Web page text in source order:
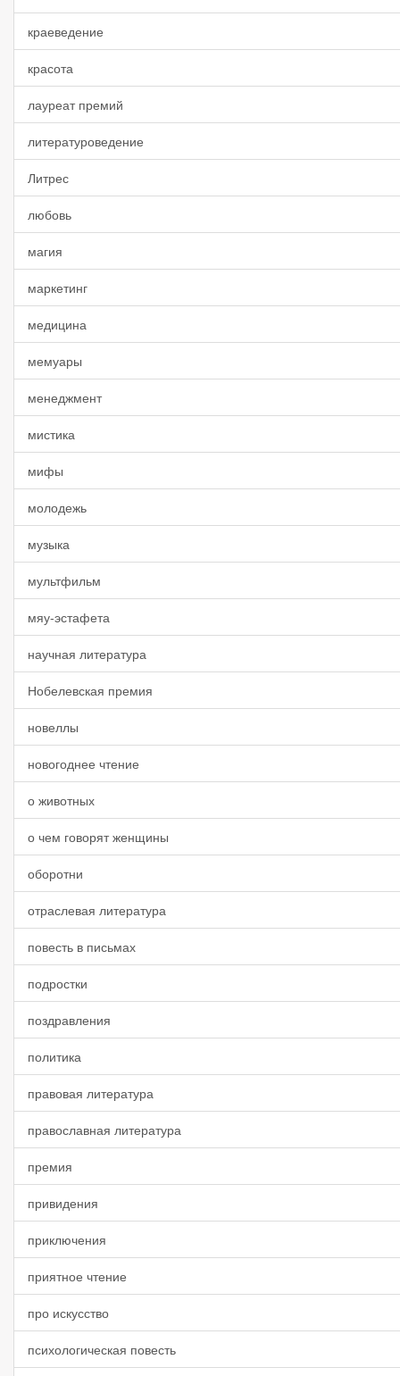
краеведение
красота
лауреат премий
литературоведение
Литрес
любовь
магия
маркетинг
медицина
мемуары
менеджмент
мистика
мифы
молодежь
музыка
мультфильм
мяу-эстафета
научная литература
Нобелевская премия
новеллы
новогоднее чтение
о животных
о чем говорят женщины
оборотни
отраслевая литература
повесть в письмах
подростки
поздравления
политика
правовая литература
православная литература
премия
привидения
приключения
приятное чтение
про искусство
психологическая повесть